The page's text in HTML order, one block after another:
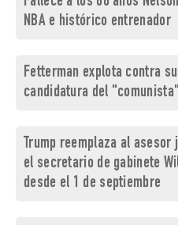
NBA e histórico entrenador
Fetterman explota contra
candidatura del
Trump reemplaza al
el secretario de gabinete
desde el 1 de septiembre